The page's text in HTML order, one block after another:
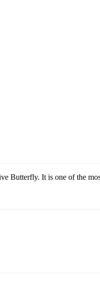
Butterfly. It is one of the